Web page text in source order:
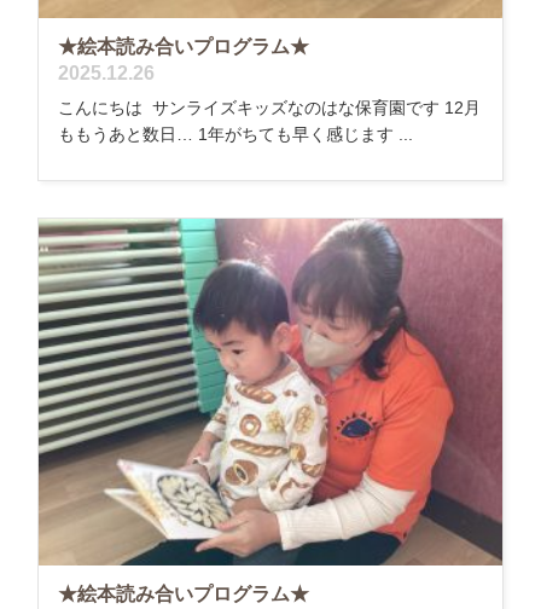
★絵本読み合いプログラム★
2025.12.26
こんにちは サンライズキッズなのはな保育園です 12月
ももうあと数日… 1年がちても早く感じます ...
★絵本読み合いプログラム★